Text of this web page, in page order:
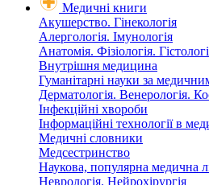
Медичні книги
Акушерство. Гінекологія
Алергологія. Імунологія
Анатомія. Фізіологія.
Внутрішня медицина
Гуманітарні науки за
Дерматологія. Венерологія.
Інфекційні хвороби
Інформаційні технології в
Медичні словники
Медсестринство
Наукова, популярна медична
Неврологія. Нейрохірургія